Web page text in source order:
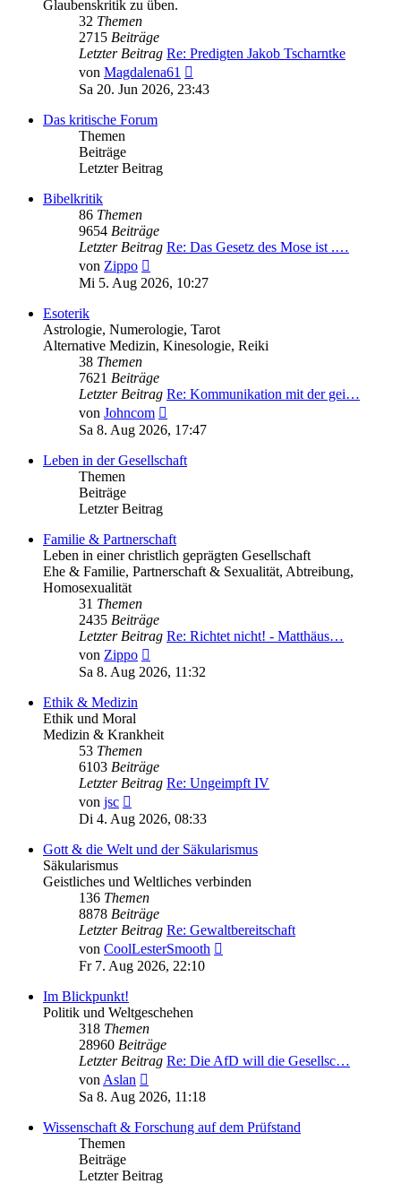
Glaubenskritik zu üben.
32 Themen
2715 Beiträge
Letzter Beitrag Re: Predigten Jakob Tscharntke
von Magdalena61
Beitrag
Sa 20. Jun 2026, 23:43
Das kritische Forum
Themen
Beiträge
Letzter Beitrag
Bibelkritik
86 Themen
9654 Beiträge
Letzter Beitrag Re: Das Gesetz des Mose ist .…
von Zippo
Beitrag
Mi 5. Aug 2026, 10:27
Esoterik
Astrologie, Numerologie, Tarot
Alternative Medizin, Kinesologie, Reiki
38 Themen
7621 Beiträge
Letzter Beitrag Re: Kommunikation mit der gei…
von Johncom
Beitrag
Sa 8. Aug 2026, 17:47
Leben in der Gesellschaft
Themen
Beiträge
Letzter Beitrag
Familie & Partnerschaft
Leben in einer christlich geprägten Gesellschaft
Ehe & Familie, Partnerschaft & Sexualität, Abtreibung,
Homosexualität
31 Themen
2435 Beiträge
Letzter Beitrag Re: Richtet nicht! - Matthäus…
von Zippo
Beitrag
Sa 8. Aug 2026, 11:32
Ethik & Medizin
Ethik und Moral
Medizin & Krankheit
53 Themen
6103 Beiträge
Letzter Beitrag Re: Ungeimpft IV
von jsc
Beitrag
Di 4. Aug 2026, 08:33
Gott & die Welt und der Säkularismus
Säkularismus
Geistliches und Weltliches verbinden
136 Themen
8878 Beiträge
Letzter Beitrag Re: Gewaltbereitschaft
von CoolLesterSmooth
Fr 7. Aug 2026, 22:10
Im Blickpunkt!
Politik und Weltgeschehen
318 Themen
28960 Beiträge
Letzter Beitrag Re: Die AfD will die Gesellsc…
von Aslan
Beitrag
Sa 8. Aug 2026, 11:18
Wissenschaft & Forschung auf dem Prüfstand
Themen
Beiträge
Letzter Beitrag